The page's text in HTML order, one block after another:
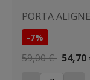
PORTA
-7%
59,00 € 54,70